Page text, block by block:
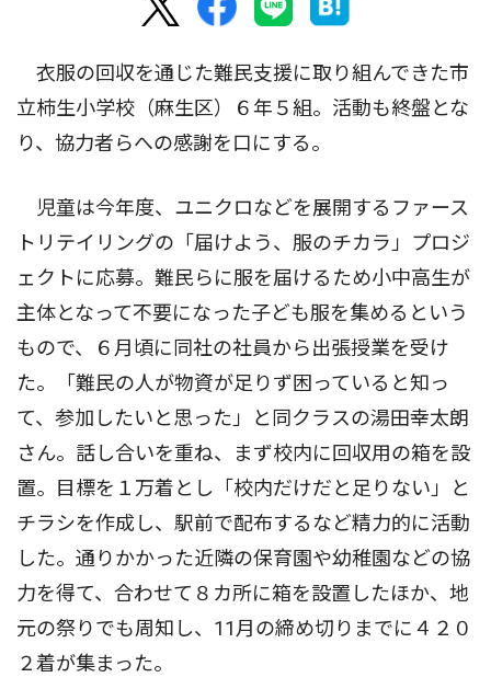
衣服の回収を通じた難民支援に取り組んできた市
立柿生小学校（麻生区）６年５組。活動も終盤とな
り、協力者らへの感謝を口にする。
児童は今年度、ユニクロなどを展開するファース
トリテイリングの「届けよう、服のチカラ」プロジ
ェクトに応募。難民らに服を届けるため小中高生が
主体となって不要になった子ども服を集めるという
もので、６月頃に同社の社員から出張授業を受け
た。「難民の人が物資が足りず困っていると知っ
て、参加したいと思った」と同クラスの湯田幸太朗
さん。話し合いを重ね、まず校内に回収用の箱を設
置。目標を１万着とし「校内だけだと足りない」と
チラシを作成し、駅前で配布するなど精力的に活動
した。通りかかった近隣の保育園や幼稚園などの協
力を得て、合わせて８カ所に箱を設置したほか、地
元の祭りでも周知し、11月の締め切りまでに４２０
２着が集まった。